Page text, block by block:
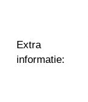
Extra
informatie: